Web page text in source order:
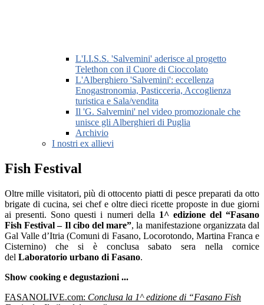
L'I.I.S.S. 'Salvemini' aderisce al progetto
Telethon con il Cuore di Cioccolato
L'Alberghiero 'Salvemini': eccellenza
Enogastronomia, Pasticceria, Accoglienza
turistica e Sala/vendita
Il 'G. Salvemini' nel video promozionale che
unisce gli Alberghieri di Puglia
Archivio
I nostri ex allievi
Fish Festival
Oltre mille visitatori, più di ottocento piatti di pesce preparati da otto
brigate di cucina, sei chef e oltre dieci ricette proposte in due giorni
ai presenti. Sono questi i numeri della 1^ edizione del “Fasano
Fish Festival – Il cibo del mare”, la manifestazione organizzata dal
Gal Valle d’Itria (Comuni di Fasano, Locorotondo, Martina Franca e
Cisternino) che si è conclusa sabato sera nella cornice
del Laboratorio urbano di Fasano.
Show cooking e degustazioni ...
FASANOLIVE.com: Conclusa la 1^ edizione di “Fasano Fish